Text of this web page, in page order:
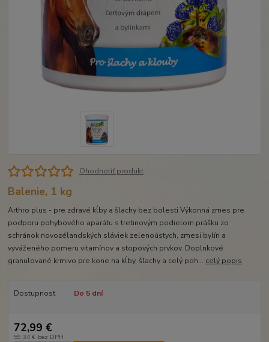
Ohodnotiť produkt
Balenie, 1 kg
Arthro plus - pre zdravé kĺby a šlachy bez bolesti Výkonná zmes pre
podporu pohybového aparátu s tretinovým podielom prášku zo
schránok novozélandských sláviek zelenoústych, zmesi bylín a
vyváženého pomeru vitamínov a stopových prvkov. Doplnkové
granulované krmivo pre kone na kĺby, šľachy a celý poh... celý popis
Dostupnosť Do 5 dní
72,99 €
59,34 € bez DPH